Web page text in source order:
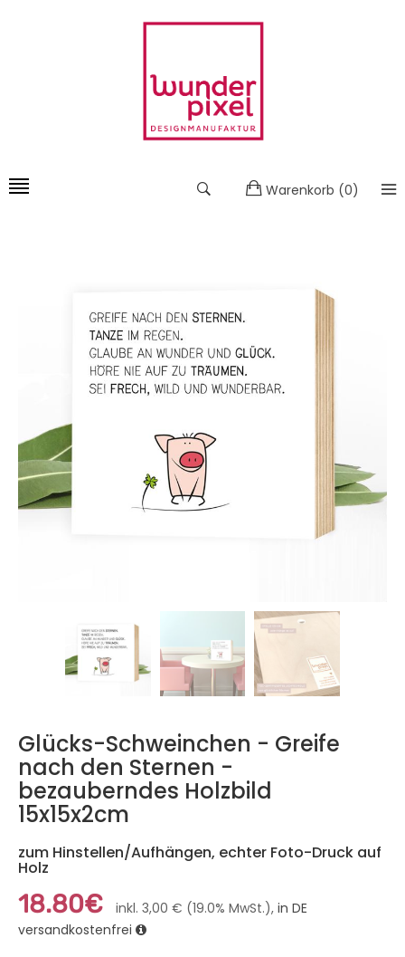
Warenkorb (0)
Glücks-Schweinchen - Greife
nach den Sternen -
bezauberndes Holzbild
15x15x2cm
zum Hinstellen/Aufhängen, echter Foto-Druck auf
Holz
18.80€ inkl. 3,00 € (19.0% MwSt.), in DE
versandkostenfrei